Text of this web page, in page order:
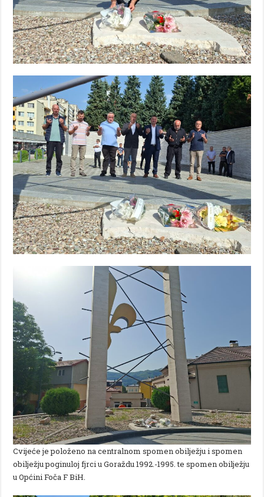
Cvijeće je položeno na centralnom spomen obilježju i spomen
obilježju poginuloj fjrci u Goraždu 1992.-1995. te spomen obilježju
u Općini Foča F BiH.